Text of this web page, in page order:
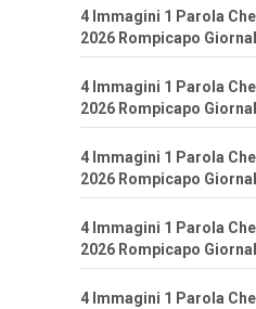
4 Immagini 1 Parola
2026 Rompicapo
4 Immagini 1 Parola
2026 Rompicapo
4 Immagini 1 Parola
2026 Rompicapo
4 Immagini 1 Parola
2026 Rompicapo
4 Immagini 1 Parola